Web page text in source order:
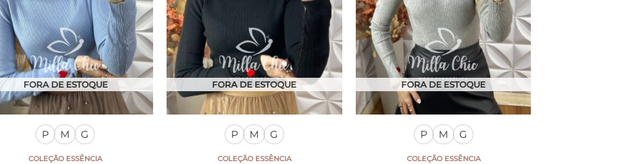
FORA DE ESTOQUE
P M G
COLEÇÃO ESSÊNCIA
FORA DE ESTOQUE
P M G
COLEÇÃO ESSÊNCIA
FORA DE ESTOQUE
P M G
COLEÇÃO ESSÊNCIA